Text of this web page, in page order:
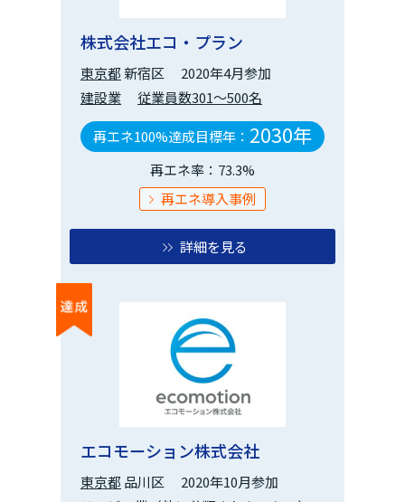
株式会社エコ・プラン
東京都 新宿区
2020年4月参加
建設業
従業員数301～500名
再エネ100%達成目標年： 2030年
再エネ率：73.3%
再エネ導入事例
詳細を見る
エコモーション株式会社
東京都 品川区
2020年10月参加